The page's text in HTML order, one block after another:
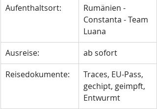
Aufenthaltsort:
Rumänien -
Constanta - Team
Luana
Ausreise:
ab sofort
Reisedokumente:
Traces, EU-Pass,
gechipt, geimpft,
Entwurmt